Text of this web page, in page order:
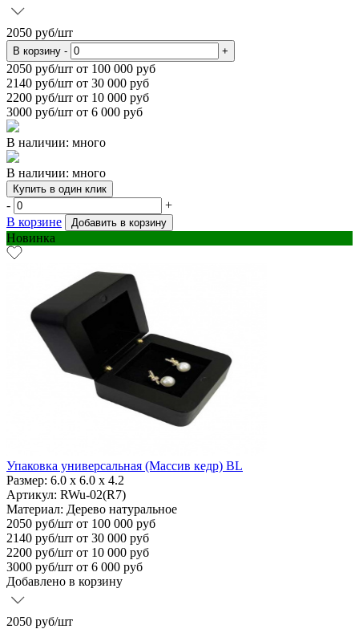
2050 руб/шт
В корзину - +
2050 руб/шт от 100 000 руб
2140 руб/шт от 30 000 руб
2200 руб/шт от 10 000 руб
3000 руб/шт от 6 000 руб
В наличии: много
В наличии: много
Купить в один клик
-
+
В корзине
Добавить в корзину
Новинка
Упаковка универсальная (Массив кедр) BL
Размер: 6.0 х 6.0 х 4.2
Артикул: RWu-02(R7)
Материал: Дерево натуральное
2050 руб/шт от 100 000 руб
2140 руб/шт от 30 000 руб
2200 руб/шт от 10 000 руб
3000 руб/шт от 6 000 руб
Добавлено в корзину
2050 руб/шт